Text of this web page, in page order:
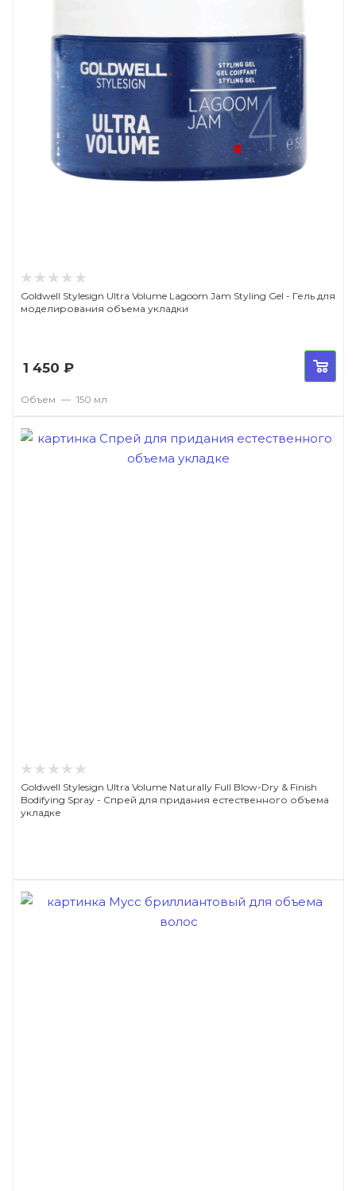
Goldwell Stylesign Ultra Volume Lagoom Jam Styling Gel - Гель для
моделирования объема укладки
1 450 ₽
Объем — 150 мл
Goldwell Stylesign Ultra Volume Naturally Full Blow-Dry & Finish
Bodifying Spray - Спрей для придания естественного объема
укладке